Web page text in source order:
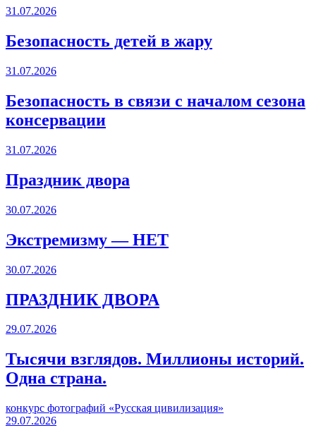
31.07.2026
Безопасность детей в жару
31.07.2026
Безопасность в связи с началом сезона
консервации
31.07.2026
Праздник двора
30.07.2026
Экстремизму — НЕТ
30.07.2026
ПРАЗДНИК ДВОРА️
29.07.2026
Тысячи взглядов. Миллионы историй.
Одна страна.
конкурс фотографий «Русская цивилизация»
29.07.2026